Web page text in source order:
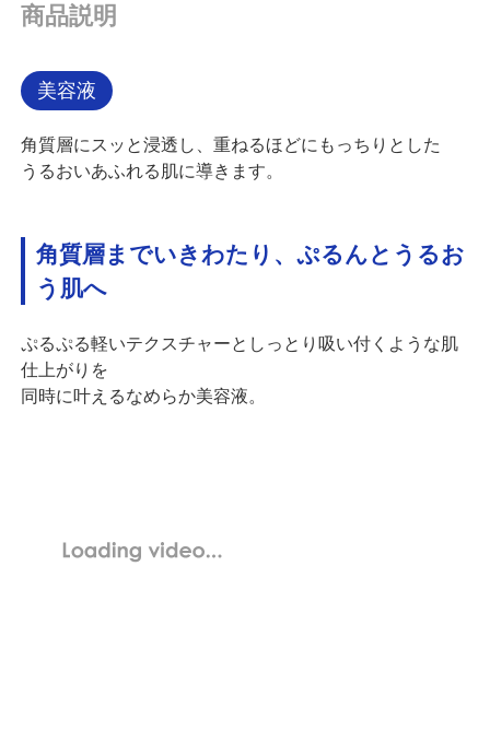
商品説明
美容液
角質層にスッと浸透し、重ねるほどにもっちりとした
うるおいあふれる肌に導きます。
角質層までいきわたり、ぷるんとうるお
う肌へ
ぷるぷる軽いテクスチャーとしっとり吸い付くような肌
仕上がりを
同時に叶えるなめらか美容液。